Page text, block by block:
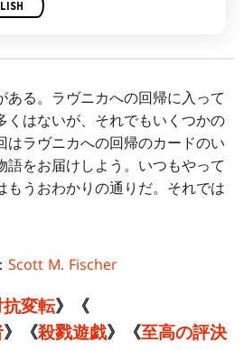
る。ラヴニカへの回帰に入って
くはないが、それでもいくつかの
はラヴニカへの回帰のカードのい
語をお届けしよう。いつもやって
もうおわかりの通りだ。それでは
Scott M. Fischer
抗変転》《
》《殺戮遊戯》《至高の評決